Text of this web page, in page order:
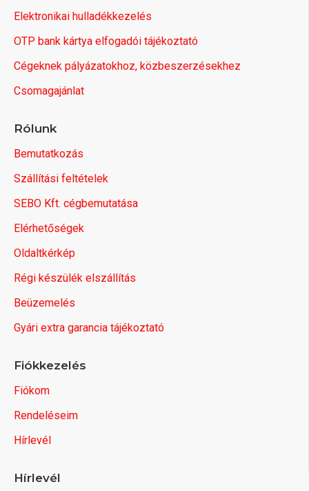
Elektronikai hulladékkezelés
OTP bank kártya elfogadói tájékoztató
Cégeknek pályázatokhoz, közbeszerzésekhez
Csomagajánlat
Rólunk
Bemutatkozás
Szállítási feltételek
SEBO Kft. cégbemutatása
Elérhetőségek
Oldaltkérkép
Régi készülék elszállítás
Beüzemelés
Gyári extra garancia tájékoztató
Fiókkezelés
Fiókom
Rendeléseim
Hírlevél
Hírlevél